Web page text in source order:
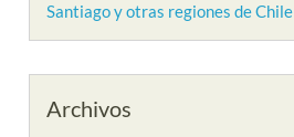
Santiago y otras regiones de Chile
Archivos